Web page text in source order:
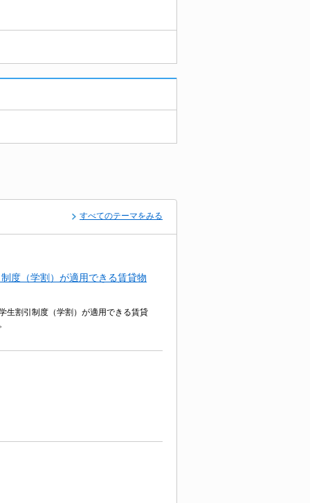
すべてのテーマをみる
度（学割）が適用できる賃貸物
生割引制度（学割）が適用できる賃貸